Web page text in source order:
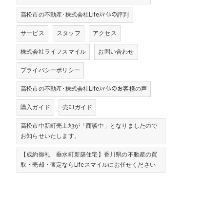
高松市の不動産･株式会社Lifeｽﾏｲﾙの評判
サービス スタッフ アクセス
株式会社ライフスマイル お問い合わせ
プライバシーポリシー
高松市の不動産･株式会社Lifeｽﾏｲﾙのお客様の声
購入ガイド 売却ガイド
高松市中新町売土地が「商談中」となりましたので
お知らせいたします。
【成約御礼 垂水町新築住宅】香川県の不動産の買
取・売却・査定ならLifeスマイルにお任せください